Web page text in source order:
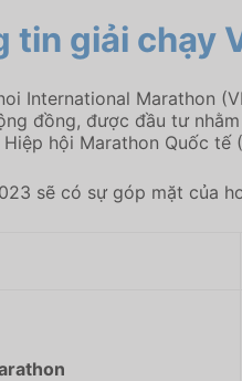
tin giải chạy
International Marathon
đồng, được đầu tư
hội Marathon Quốc tế
sẽ có sự góp mặt của